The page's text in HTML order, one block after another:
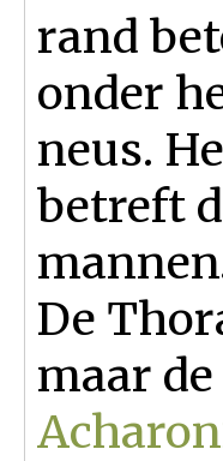
rand
onder
neus.
betreft
De
maar